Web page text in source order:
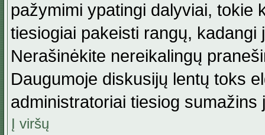
pažymimi ypatingi dalyviai, tokie
tiesiogiai pakeisti rangų,
Nerašinėkite nereikalingų
Daugumoje diskusijų lentų toks
administratoriai tiesiog
Į viršų